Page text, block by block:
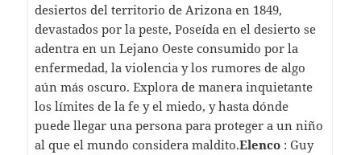
desiertos del territorio de Arizona en 1849,
devastados por la peste, Poseída en el desierto se
adentra en un Lejano Oeste consumido por la
enfermedad, la violencia y los rumores de algo
aún más oscuro. Explora de manera inquietante
los límites de la fe y el miedo, y hasta dónde
puede llegar una persona para proteger a un niño
al que el mundo considera maldito.Elenco: Guy